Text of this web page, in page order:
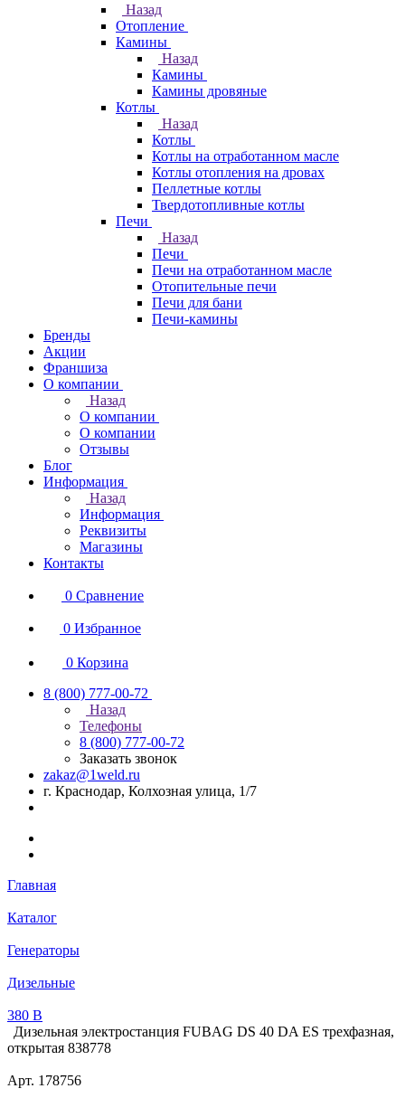
Назад
Отопление
Камины
Назад
Камины
Камины дровяные
Котлы
Назад
Котлы
Котлы на отработанном масле
Котлы отопления на дровах
Пеллетные котлы
Твердотопливные котлы
Печи
Назад
Печи
Печи на отработанном масле
Отопительные печи
Печи для бани
Печи-камины
Бренды
Акции
Франшиза
О компании
Назад
О компании
О компании
Отзывы
Блог
Информация
Назад
Информация
Реквизиты
Магазины
Контакты
0 Сравнение
0 Избранное
0 Корзина
8 (800) 777-00-72
Назад
Телефоны
8 (800) 777-00-72
Заказать звонок
zakaz@1weld.ru
г. Краснодар, Колхозная улица, 1/7
Главная
Каталог
Генераторы
Дизельные
380 В
Дизельная электростанция FUBAG DS 40 DA ES трехфазная,
открытая 838778
Арт. 178756